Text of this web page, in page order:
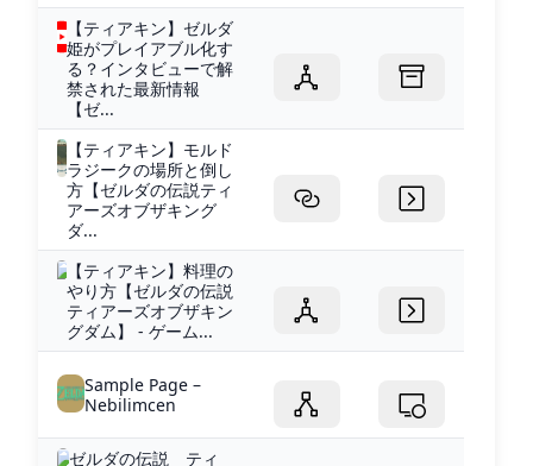
【ティアキン】ゼルダ
姫がプレイアブル化す
る？インタビューで解
禁された最新情報
【ゼ...
【ティアキン】モルド
ラジークの場所と倒し
方【ゼルダの伝説ティ
アーズオブザキング
ダ...
【ティアキン】料理の
やり方【ゼルダの伝説
ティアーズオブザキン
グダム】 - ゲーム...
Sample Page –
Nebilimcen
ゼルダの伝説 ティ